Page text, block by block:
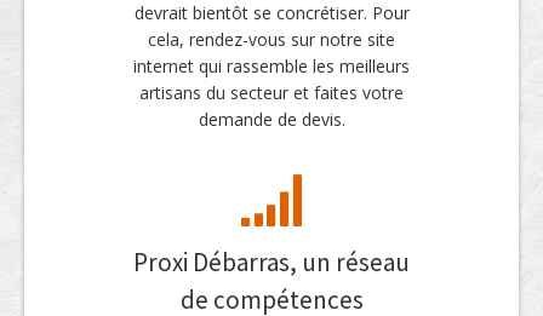
devrait bientôt se concrétiser. Pour
cela, rendez-vous sur notre site
internet qui rassemble les meilleurs
artisans du secteur et faites votre
demande de devis.
Proxi Débarras, un réseau
de compétences